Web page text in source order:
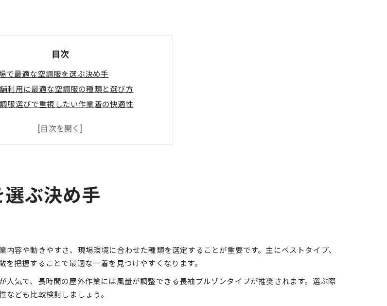
目次
で最適な空調服を選ぶ決め手
利用に最適な空調服の種類と選び方
服選びで重視したい作業着の快適性
営店とオンラインで空調服を比較する方法
服のバッテリー持続時間と実用性
服がダメな理由を知りたいなら
服がダメとされる主な現場事情とは
服が体に悪いと感じるケースの実例
服の着用制限と現場ルールを確認する
ぶ決め手
容や動きやすさ、現場環境に合わせた種類を選定することが重要です。主にベストタイプ、
把握することで最適な一着を見つけやすくなります。
気で、長時間の屋外作業には風量が調整できる長袖ブルゾンタイプが推奨されます。選ぶ際
ども比較検討しましょう。